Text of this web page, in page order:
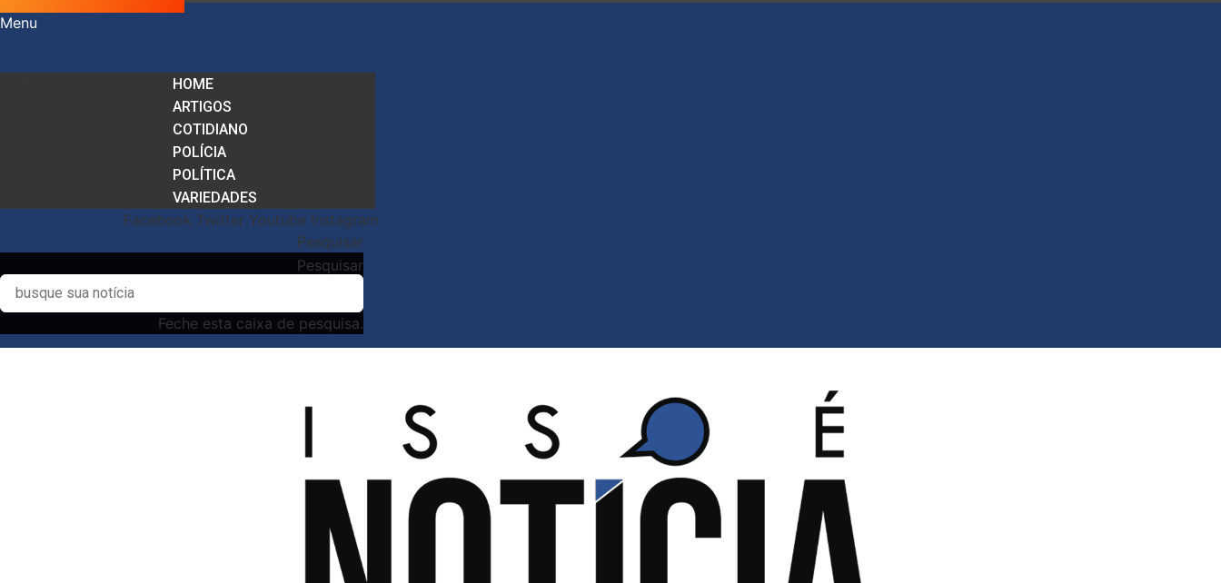
Menu
HOME
ARTIGOS
COTIDIANO
POLÍCIA
POLÍTICA
VARIEDADES
Facebook Twitter Youtube Instagram
Pesquisar
Pesquisar
Feche esta caixa de pesquisa.